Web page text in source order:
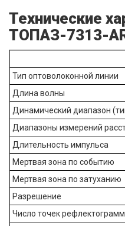
Технические
ТОПАЗ-7313-
Тип оптоволоконной линии
Длина волны
Динамический диапазон
Диапазоны измерений
Длительность импульса
Мертвая зона по событию
Мертвая зона по затуханию
Разрешение
Число точек рефлектограмм